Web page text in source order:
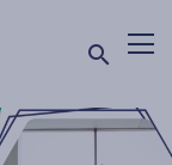
search
kursów